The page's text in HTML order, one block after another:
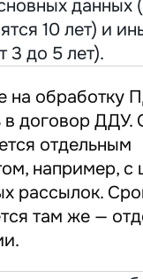
Не давайте
доступ ко всей
его
продаж нужны
ИНН, а бухгалтерии
и не нужна
лиц, кто может
с подрядчиками
об обязанности
носителях
работ»,
клиентов.
поможет разделить